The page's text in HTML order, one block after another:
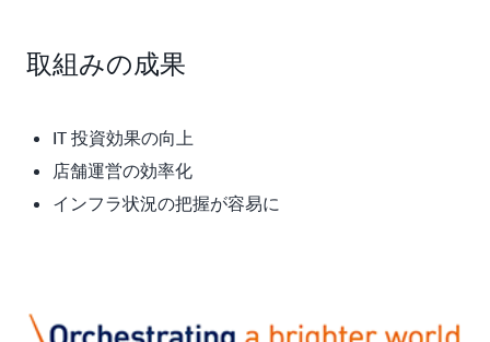
ことも重視しました」と選択理由を語ります。レジ端末
た。
データ集約の目的は、データ連携によるさらなる効率化
や価値の創造です。従来の基幹システムはデータを溜め
で AWS 上にデータレイクを構築し、API によってさま
取組みの成果
IT 投資効果の向上
店舗運営の効率化
インフラ状況の把握が容易に